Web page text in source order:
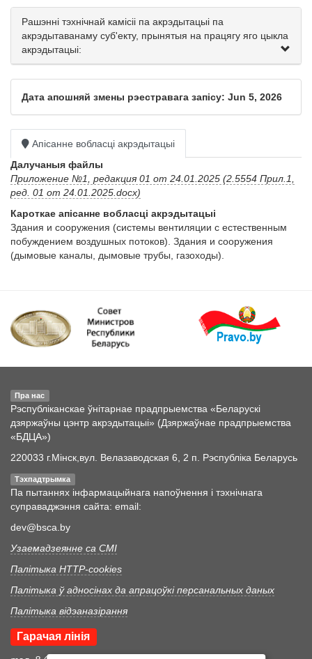
Рашэнні тэхнічнай камісіі па акрэдытацыі па
акрэдытаванаму суб'екту, прынятыя на працягу яго цыкла
акрэдытацыі:
Дата апошняй змены рэестравага запісу: Jun 5, 2026
Апісанне вобласці акрэдытацыі
Далучаныя файлы
Приложение №1, редакция 01 от 24.01.2025 (2.5554 Прил.1,
ред. 01 от 24.01.2025.docx)
Кароткае апісанне вобласці акрэдытацыі
Здания и сооружения (системы вентиляции с естественным
побуждением воздушных потоков). Здания и сооружения
(дымовые каналы, дымовые трубы, газоходы).
Пра нас
Рэспубліканскае ўнітарнае прадпрыемства «Беларускі
дзяржаўны цэнтр акрэдытацыі» (Дзяржаўнае прадпрыемства
«БДЦА»)
220033 г.Мінск,вул. Велазаводская 6, 2 п. Рэспубліка Беларусь
Тэхпадтрымка
Па пытаннях інфармацыйнага напоўнення і тэхнічнага
суправаджэння сайта: email:
dev@bsca.by
Узаемадзеянне са СМІ
Палітыка HTTP-cookies
Палітыка ў адносінах да апрацоўкі персанальных даных
Палітыка відэаназірання
Гарачая лінія